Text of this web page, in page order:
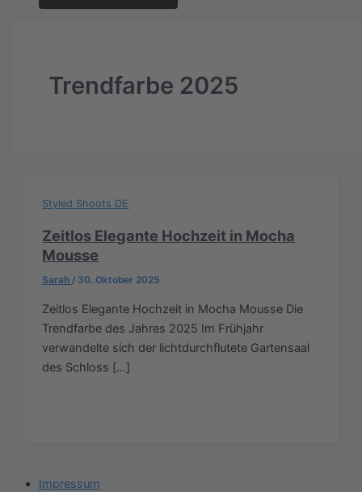
Trendfarbe 2025
Styled Shoots DE
Zeitlos Elegante Hochzeit in Mocha
Mousse
Sarah/ 30. Oktober 2025
Zeitlos Elegante Hochzeit in Mocha Mousse Die
Trendfarbe des Jahres 2025 Im Frühjahr
verwandelte sich der lichtdurchflutete Gartensaal
des Schloss […]
Impressum